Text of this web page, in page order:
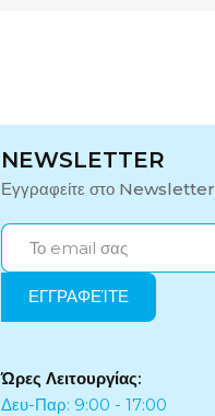
NEWSLETTER
Εγγραφείτε στο Newsletter
Ώρες Λειτουργίας:
Δευ-Παρ: 9:00 - 17:00